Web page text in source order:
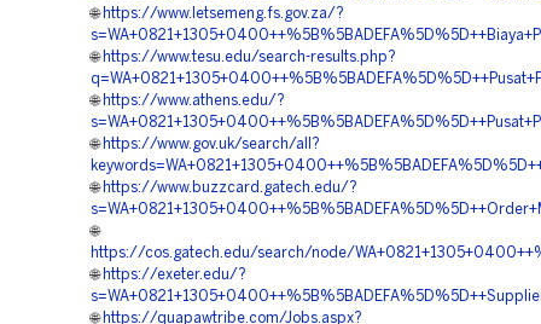
🌐 https://www.letsemeng.fs.gov.za/?
🌐 https://www.tesu.edu/search-results.php?
🌐 https://www.athens.edu/?
🌐 https://www.gov.uk/search/all?
🌐 https://www.buzzcard.gatech.edu/?
🌐
https://cos.gatech.edu/search/node/
🌐 https://exeter.edu/?
🌐 https://quapawtribe.com/Jobs.aspx?